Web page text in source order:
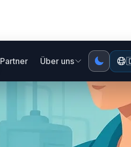
Partner Über uns